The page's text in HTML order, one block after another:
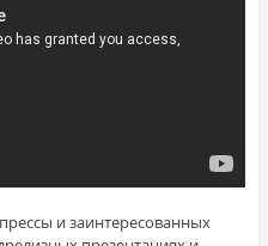
и заинтересованных